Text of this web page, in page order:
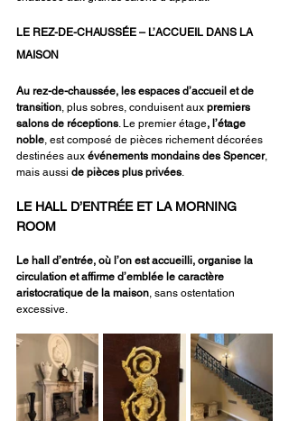
LE REZ-DE-CHAUSSÉE – L’ACCUEIL DANS LA
MAISON
Au rez-de-chaussée, les espaces d’accueil et de
transition, plus sobres, conduisent aux premiers
salons de réceptions. Le premier étage, l’étage
noble, est composé de pièces richement décorées
destinées aux événements mondains des Spencer,
mais aussi de pièces plus privées.
LE HALL D’ENTRÉE ET LA MORNING
ROOM
Le hall d’entrée, où l’on est accueilli, organise la
circulation et affirme d’emblée le caractère
aristocratique de la maison, sans ostentation
excessive.